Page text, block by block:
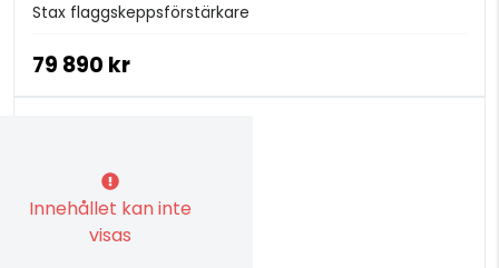
Stax flaggskeppsförstärkare
79 890 kr
Innehållet kan inte
visas